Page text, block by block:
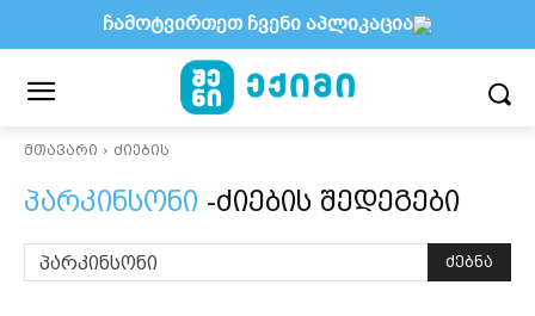
მთავარი ძიების
პარკინსონი -ძიების შედეგები
ძებნა
ჩამოტვირთეთ ჩვენი აპლიკაცია